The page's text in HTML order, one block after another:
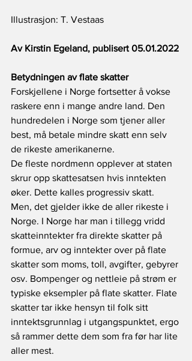
Illustrasjon: T. Vestaas
Av Kirstin Egeland, publisert 05.01.2022
Betydningen av flate skatter
Forskjellene i Norge fortsetter å vokse
raskere enn i mange andre land. Den
hundredelen i Norge som tjener aller
best, må betale mindre skatt enn selv
de rikeste amerikanerne.
De fleste nordmenn opplever at staten
skrur opp skattesatsen hvis inntekten
øker. Dette kalles progressiv skatt.
Men, det gjelder ikke de aller rikeste i
Norge. I Norge har man i tillegg vridd
skatteinntekter fra direkte skatter på
formue, arv og inntekter over på flate
skatter som moms, toll, avgifter, gebyrer
osv. Bompenger og nettleie på strøm er
typiske eksempler på flate skatter. Flate
skatter tar ikke hensyn til folk sitt
inntektsgrunnlag i utgangspunktet, ergo
så rammer dette dem som fra før har lite
aller mest.